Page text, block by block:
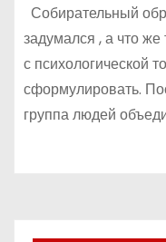
Собирательный
задумался , а что
с психологической
сформулировать.
группа людей